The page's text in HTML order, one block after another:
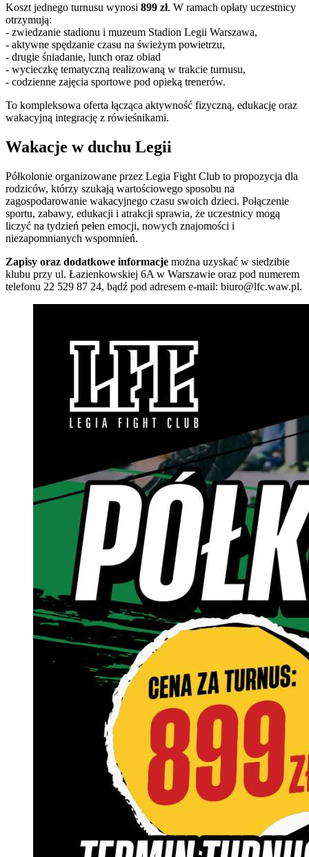
Koszt jednego turnusu wynosi 899 zł. W ramach opłaty uczestnicy
otrzymują:
- zwiedzanie stadionu i muzeum Stadion Legii Warszawa,
- aktywne spędzanie czasu na świeżym powietrzu,
- drugie śniadanie, lunch oraz obiad
- wycieczkę tematyczną realizowaną w trakcie turnusu,
- codzienne zajęcia sportowe pod opieką trenerów.
To kompleksowa oferta łącząca aktywność fizyczną, edukację oraz
wakacyjną integrację z rówieśnikami.
Wakacje w duchu Legii
Półkolonie organizowane przez Legia Fight Club to propozycja dla
rodziców, którzy szukają wartościowego sposobu na
zagospodarowanie wakacyjnego czasu swoich dzieci. Połączenie
sportu, zabawy, edukacji i atrakcji sprawia, że uczestnicy mogą
liczyć na tydzień pełen emocji, nowych znajomości i
niezapomnianych wspomnień.
Zapisy oraz dodatkowe informacje można uzyskać w siedzibie
klubu przy ul. Łazienkowskiej 6A w Warszawie oraz pod numerem
telefonu 22 529 87 24, bądź pod adresem e-mail: biuro@lfc.waw.pl.